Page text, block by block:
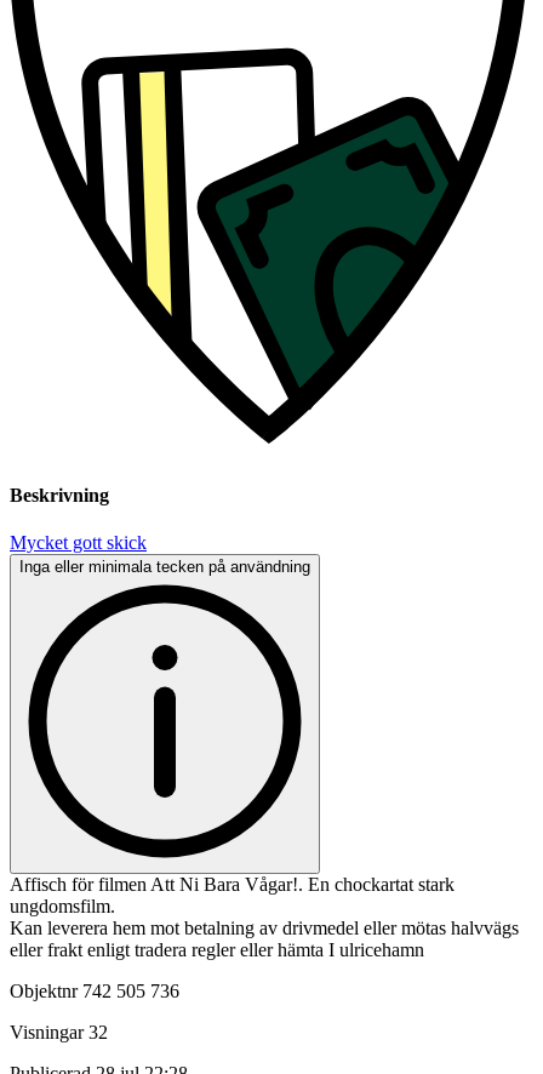
Beskrivning
Mycket gott skick
Inga eller minimala tecken på användning
Affisch för filmen Att Ni Bara Vågar!. En chockartat stark
ungdomsfilm.
Kan leverera hem mot betalning av drivmedel eller mötas halvvägs
eller frakt enligt tradera regler eller hämta I ulricehamn
Objektnr 742 505 736
Visningar 32